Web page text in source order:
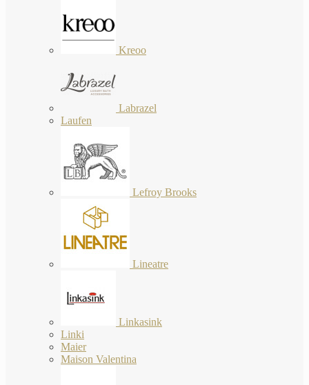
Kreoo
Labrazel
Laufen
Lefroy Brooks
Lineatre
Linkasink
Linki
Maier
Maison Valentina